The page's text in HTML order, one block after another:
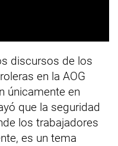
discursos de los
en la AOG
únicamente en
que la seguridad
los trabajadores
es un tema